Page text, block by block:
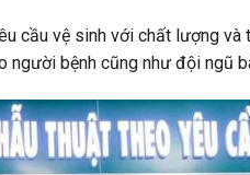
cầu vệ sinh với chất lượng và
bệnh cũng như đội ngũ